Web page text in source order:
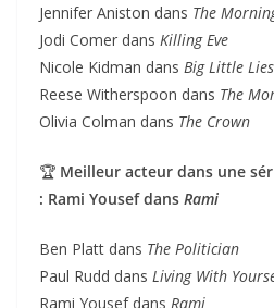
Jennifer Aniston dans The
Jodi Comer dans Killing Eve
Nicole Kidman dans Big Little Lies
Reese Witherspoon dans The
Olivia Colman dans The Crown
🏆 Meilleur acteur dans une
: Rami Yousef dans Rami
Ben Platt dans The Politician
Paul Rudd dans Living With
Rami Yousef dans Rami